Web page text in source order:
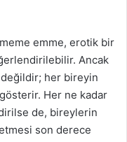
emme, erotik bir
Ancak
her bireyin
Her ne kadar
de, bireylerin
son derece